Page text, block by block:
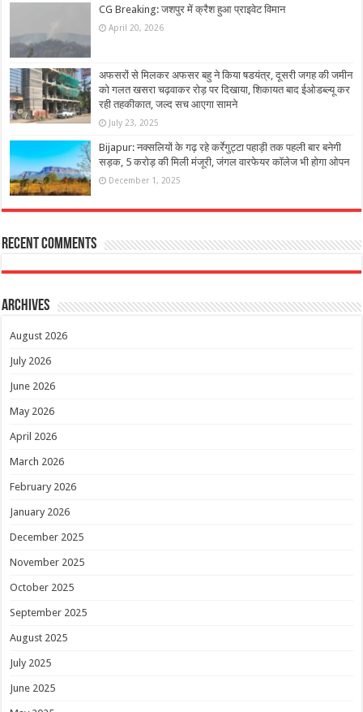
CG Breaking: जशपुर में क्रैश हुआ प्राइवेट विमान
April 20, 2026
अफसरों से मिलकर अफसर बहु ने किया षडयंत्र, दूसरी जगह की जमीन
को गलत खसरा चढ़वाकर रोड़ पर दिखाया, शिकायत बाद ईओडब्ल्यू कर
रही तहकीकात, जल्द सच आएगा सामने
July 23, 2025
Bijapur: नक्सलियों के गढ़ रहे कर्रेगुट्टा पहाड़ी तक पहली बार बनेगी
सड़क, 5 करोड़ की मिली मंजूरी, जंगल वारफेयर कॉलेज भी होगा ओपन
December 1, 2025
Recent Comments
Archives
August 2026
July 2026
June 2026
May 2026
April 2026
March 2026
February 2026
January 2026
December 2025
November 2025
October 2025
September 2025
August 2025
July 2025
June 2025